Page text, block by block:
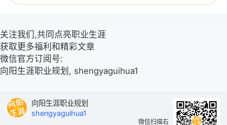
关注我们,共同点亮职业生涯
获取更多福利和精彩文章
微信官方订阅号:
向阳生涯职业规划, shengyaguihua1
微信扫描右
向阳生涯职业规划
shengyaguihua1